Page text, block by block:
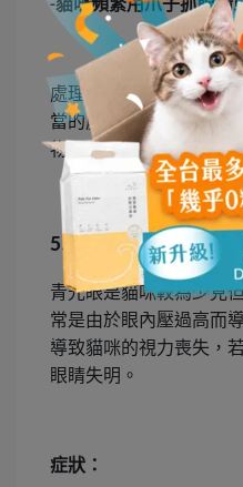
-
處理眼部異物通常需要
當的處置方法，如用眼
物。
5. 青光眼
青光眼是貓咪較為少見
常是由於眼內壓過高而
導致貓咪的視力喪失，
眼睛失明。
症狀：